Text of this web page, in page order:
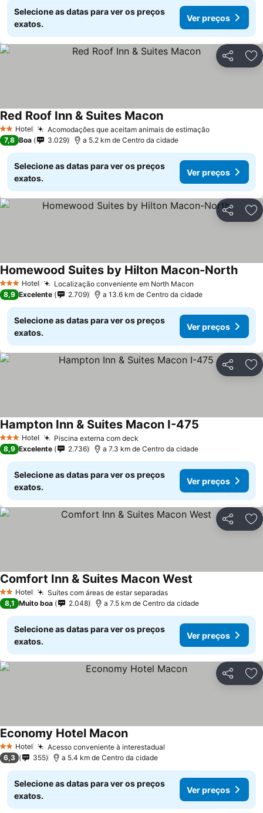
Selecione as datas para ver os preços
exatos.
Ver preços
Partilhar
2 Estrelas
Hotel Acomodações que aceitam animais de estimação
Red Roof Inn & Suites Macon
7,8 Boa 3.029 a 5.2 km de Centro da cidade
Selecione as datas para ver os preços
exatos.
Ver preços
Partilhar
3 EstrelasHotel Localização conveniente em North Macon
Homewood Suites by Hilton Macon-North
8,9 Excelente 2.709 a 13.6 km de Centro da cidade
Selecione as datas para ver os preços
exatos.
Ver preços
Partilhar
3 EstrelasHotel Piscina externa com deck
Hampton Inn & Suites Macon I-475
8,9 Excelente 2.736 a 7.3 km de Centro da cidade
Selecione as datas para ver os preços
exatos.
Ver preços
Partilhar
2 Estrelas
Hotel Suítes com áreas de estar separadas
Comfort Inn & Suites Macon West
8,1 Muito boa 2.048 a 7.5 km de Centro da cidade
Selecione as datas para ver os preços
exatos.
Ver preços
Partilhar
2 Estrelas
Hotel Acesso conveniente à interestadual
Economy Hotel Macon
6,3 355 a 5.4 km de Centro da cidade
Selecione as datas para ver os preços
exatos.
Ver preços